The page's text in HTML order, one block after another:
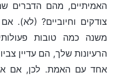
האמיתיים, מהם הדברים
צודקים וחיוביים? (לא).
משנה כמה טובות
הרעיונות שלך, הם עדיין
אחד עם האמת. לכן, אם